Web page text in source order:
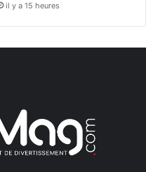
il y a 15 heures